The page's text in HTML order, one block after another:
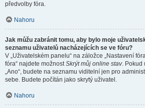
předvolby fóra.
Nahoru
Jak můžu zabránit tomu, aby bylo moje
seznamu uživatelů nacházejících se ve fóru?
V „Uživatelském panelu“ na záložce „Nastavení
fóra“ najdete možnostSkrýt můj online stav. Pokud
„Ano“, budete na seznamu viditelní jen pro
sebe. Budete počítán jako skrytý uživatel.
Nahoru